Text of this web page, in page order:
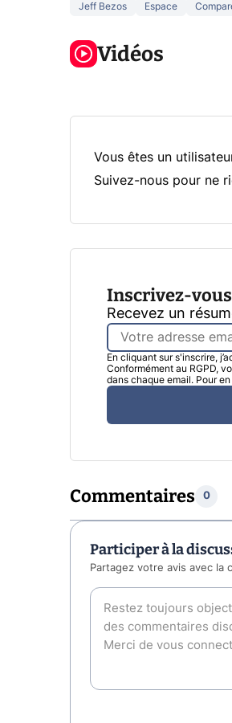
Jeff Bezos Espace
Vidéos
5 générations
la prochaine
Xbox !
Ce
Vous êtes un
Suivez-nous pour ne
Inscrivez-
Recevez un
En cliquant sur s'inscrire,
Conformément au RGPD,
dans chaque email. Pour
Commentaires 0
Participer à la
Partagez votre avis avec la